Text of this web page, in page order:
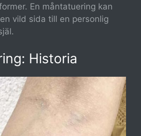
En måntatuering kan
vild sida till en personlig
Historia